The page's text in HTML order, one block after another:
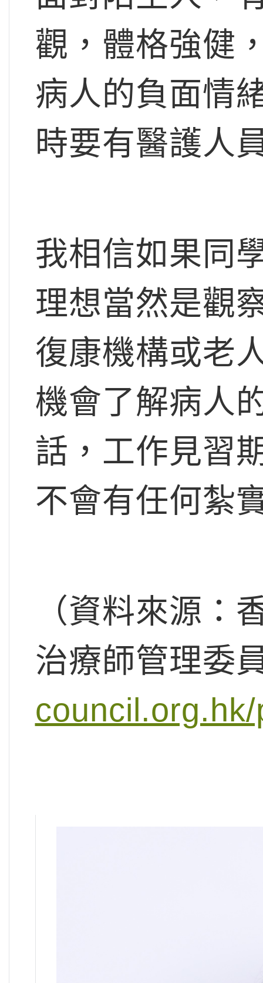
觀，體格強健
病人的負面情
時要有醫護人
我相信如果同
理想當然是觀
復康機構或老
機會了解病人
話，工作見習
不會有任何紮
（資料來源：
治療師管理委